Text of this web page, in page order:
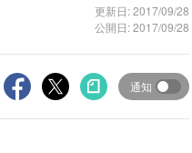
更新日: 2017/09/28
公開日: 2017/09/28
通知